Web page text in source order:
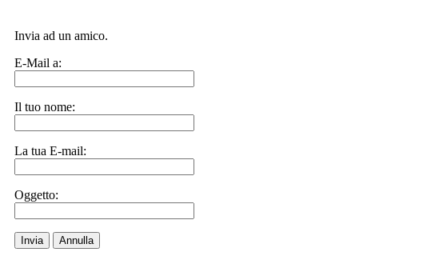
Invia ad un amico.
E-Mail a:
Il tuo nome:
La tua E-mail:
Oggetto:
Invia Annulla